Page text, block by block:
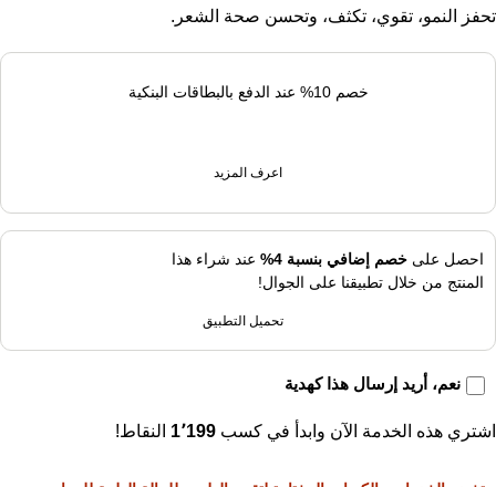
تحفز النمو، تقوي، تكثف، وتحسن صحة الشعر.
خصم 10% عند الدفع بالبطاقات البنكية
اعرف المزيد
احصل على خصم إضافي بنسبة 4%
عند شراء هذا
المنتج من خلال تطبيقنا على الجوال!
تحميل التطبيق
نعم، أريد إرسال هذا كهدية
اشتري هذه الخدمة الآن وابدأ في كسب 1٬199 النقاط!